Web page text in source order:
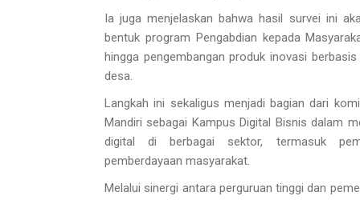
Ia juga menjelaskan bahwa hasil survei ini
bentuk program Pengabdian kepada
hingga pengembangan produk inovasi
desa.
Langkah ini sekaligus menjadi bagian dari
Mandiri sebagai Kampus Digital Bisnis dalam
digital di berbagai sektor, termasuk
pemberdayaan masyarakat.
Melalui sinergi antara perguruan tinggi dan